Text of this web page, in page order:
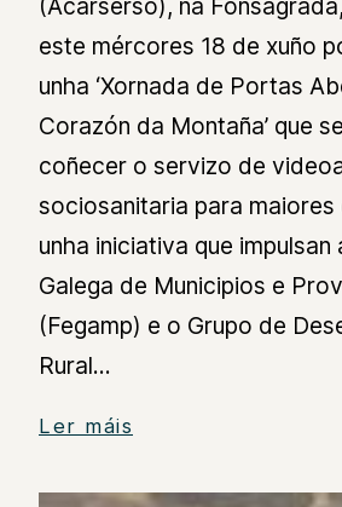
(Acarserso), na
este mércores 18 de xuño
unha ‘Xornada de Portas
Corazón da Montaña’ que
coñecer o servizo de
sociosanitaria para maiores
unha iniciativa que impulsan
Galega de Municipios e
(Fegamp) e o Grupo de
Rural…
Ler máis